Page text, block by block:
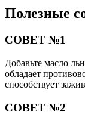
Полезные
СОВЕТ №1
Добавьте масло
обладает
способствует
СОВЕТ №2